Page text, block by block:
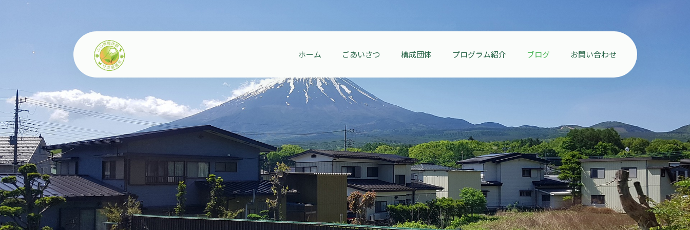
ホーム ごあいさつ 構成団体 プログラム紹介 ブログ お問い合わせ